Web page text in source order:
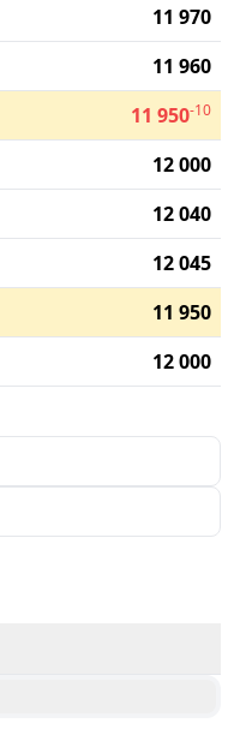
11 970
11 960
11 950-10
12 000
12 040
12 045
11 950
12 000